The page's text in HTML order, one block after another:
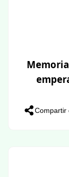
Compartir